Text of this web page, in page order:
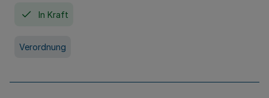
In Kraft
Verordnung